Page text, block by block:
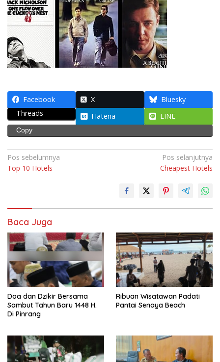
Facebook X
Bluesky
Threads
Hatena LINE
Copy
Navigasi
pos
Pos sebelumnya
Top 10 Hotels
Pos selanjutnya
Cheapest Hotels
Baca Juga
Doa dan Dzikir Bersama
Sambut Tahun Baru 1448 H.
Di Pinrang
Ribuan Wisatawan Padati
Pantai Senaya Beach